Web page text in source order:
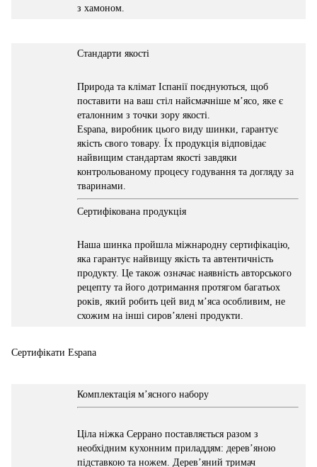
з хамоном.
Стандарти якості
Природа та клімат Іспанії поєднуються, щоб
поставити на ваш стіл найсмачніше м’ясо, яке є
еталонним з точки зору якості.
Еspana, виробник цього виду шинки, гарантує
якість свого товару. Їх продукція відповідає
найвищим стандартам якості завдяки
контрольованому процесу годування та догляду за
тваринами.
Сертифікована продукція
Наша шинка пройшла міжнародну сертифікацію,
яка гарантує найвищу якість та автентичність
продукту. Це також означає наявність авторського
рецепту та його дотримання протягом багатьох
років, який робить цей вид м’яса особливим, не
схожим на інші сиров’ялені продукти.
Сертифікати Еspana
Комплектація м’ясного набору
Ціла ніжка Серрано поставляється разом з
необхідним кухонним приладдям: дерев’яною
підставкою та ножем. Дерев’яний тримач